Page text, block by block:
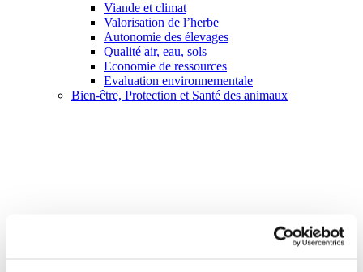
Viande et climat
Valorisation de l’herbe
Autonomie des élevages
Qualité air, eau, sols
Economie de ressources
Evaluation environnementale
Bien-être, Protection et Santé des animaux